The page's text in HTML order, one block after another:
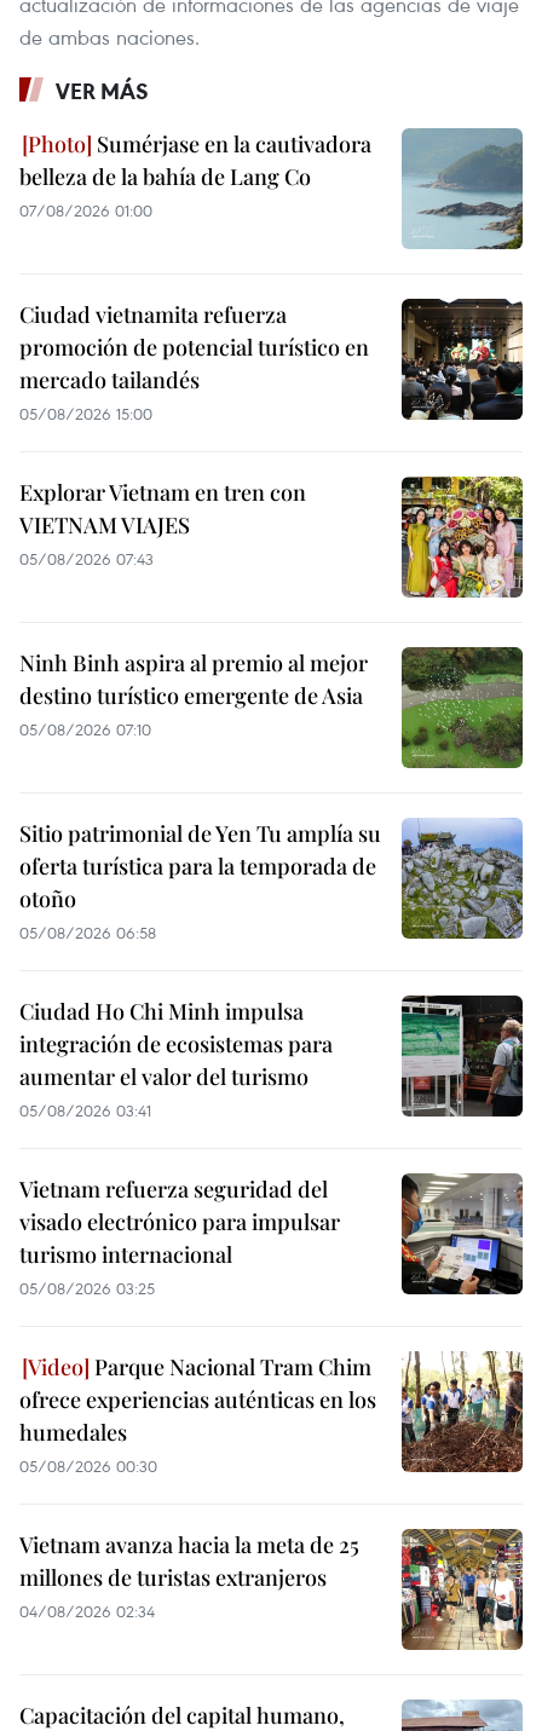
de ambas naciones.
VER MÁS
Sumérjase en la cautivadora
belleza de la bahía de Lang Co
07/08/2026 01:00
Ciudad vietnamita refuerza
promoción de potencial turístico en
mercado tailandés
05/08/2026 15:00
Explorar Vietnam en tren con
VIETNAM VIAJES
05/08/2026 07:43
Ninh Binh aspira al premio al mejor
destino turístico emergente de Asia
05/08/2026 07:10
Sitio patrimonial de Yen Tu amplía su
oferta turística para la temporada de
otoño
05/08/2026 06:58
Ciudad Ho Chi Minh impulsa
integración de ecosistemas para
aumentar el valor del turismo
05/08/2026 03:41
Vietnam refuerza seguridad del
visado electrónico para impulsar
turismo internacional
05/08/2026 03:25
Parque Nacional Tram Chim
ofrece experiencias auténticas en los
humedales
05/08/2026 00:30
Vietnam avanza hacia la meta de 25
millones de turistas extranjeros
04/08/2026 02:34
Capacitación del capital humano,